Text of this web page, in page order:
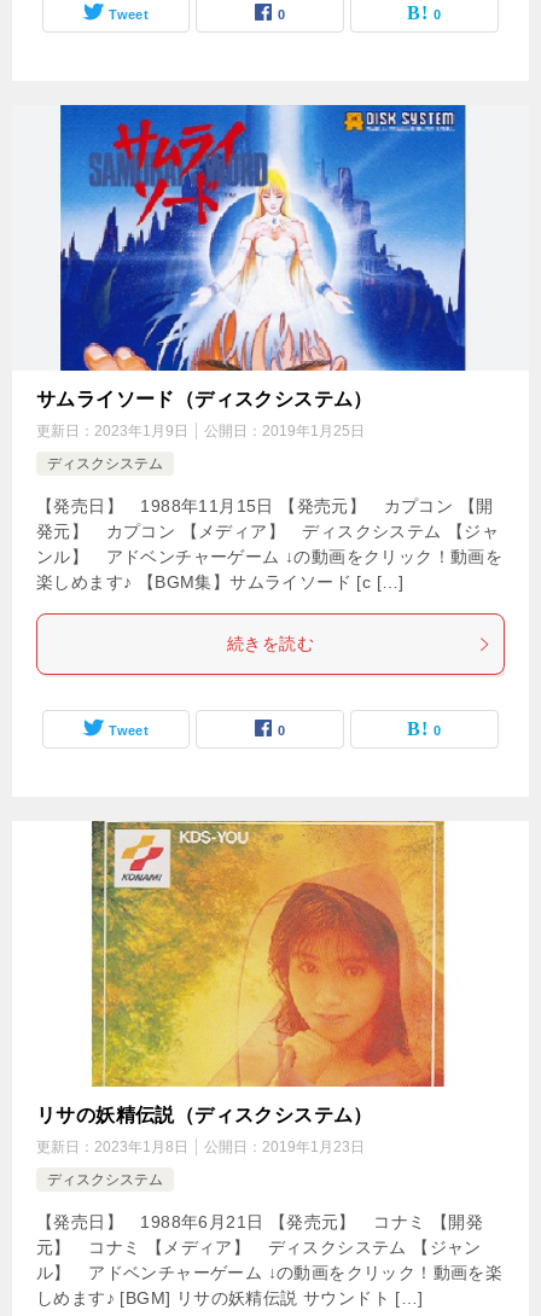
Tweet 0 0
サムライソード（ディスクシステム）
更新日： 2023年1月9日 公開日： 2019年1月25日
ディスクシステム
【発売日】 1988年11月15日 【発売元】 カプコン 【開
発元】 カプコン 【メディア】 ディスクシステム 【ジャ
ンル】 アドベンチャーゲーム ↓の動画をクリック！動画を
楽しめます♪ 【BGM集】サムライソード [c […]
続きを読む
Tweet 0 0
リサの妖精伝説（ディスクシステム）
更新日： 2023年1月8日 公開日： 2019年1月23日
ディスクシステム
【発売日】 1988年6月21日 【発売元】 コナミ 【開発
元】 コナミ 【メディア】 ディスクシステム 【ジャン
ル】 アドベンチャーゲーム ↓の動画をクリック！動画を楽
しめます♪ [BGM] リサの妖精伝説 サウンドト […]